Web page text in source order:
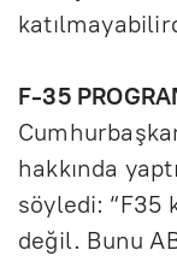
F-35
hakkında
söyledi: “F35
değil. Bunu